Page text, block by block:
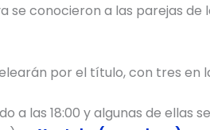
se conocieron a las parejas
por el título, con tres en
a las 18:00 y algunas de ellas